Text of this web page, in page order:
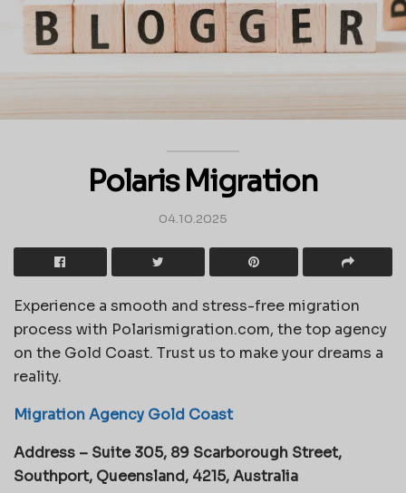
Polaris Migration
04.10.2025
Experience a smooth and stress-free migration
process with Polarismigration.com, the top agency
on the Gold Coast. Trust us to make your dreams a
reality.
Migration Agency Gold Coast
Address – Suite 305, 89 Scarborough Street,
Southport, Queensland, 4215, Australia